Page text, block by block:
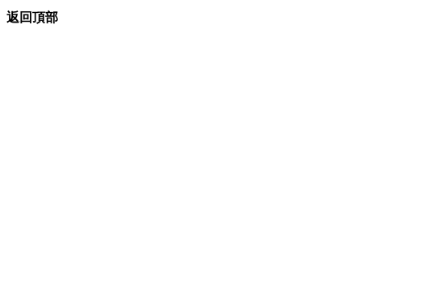
返回頂部